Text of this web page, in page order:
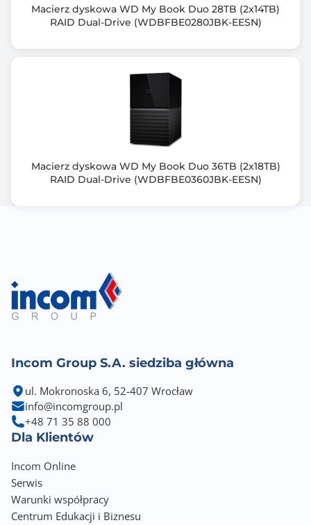
Złącze VGA
SATA
Informacje dodatkowe
Opcjonalnie 2 x 10GbE
Macierz dyskowa WD My Book Duo 28TB (2x14TB)
RAID Dual-Drive (WDBFBE0280JBK-EESN)
Macierz dyskowa WD My Book Duo 36TB (2x18TB)
RAID Dual-Drive (WDBFBE0360JBK-EESN)
Incom Group S.A. siedziba główna
ul. Mokronoska 6, 52-407 Wrocław
info@incomgroup.pl
+48 71 35 88 000
Dla Klientów
Incom Online
Serwis
Warunki współpracy
Centrum Edukacji i Biznesu